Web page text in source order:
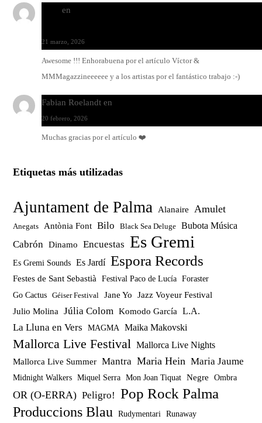
en
21 marzo, 2026
Awesome !!! Enhorabuena por el artículo Víctor &
MMMagazzineeeeee y a los artistas por el fantástico trabajo :-)
Fabian Roelandt en
20 febrero, 2026
Muchas gracias por el artículo ❤️
Etiquetas más utilizadas
Ajuntament de Palma Alanaire Amulet
Anegats Antònia Font Bilo Black Sea Deluge Bubota Música
Cabrón Dinamo Encuestas Es Gremi
Es Gremi Sounds Es Jardí Espora Records
Festes de Sant Sebastià Festival Paco de Lucía Foraster
Go Cactus Géiser Festival Jane Yo
Jazz Voyeur Festival
Julio Molina
Júlia Colom Komodo García L.A.
La Lluna en Vers MAGMA Maika Makovski
Mallorca Live Festival Mallorca Live Nights
Mallorca Live Summer Mantra Maria Hein Maria Jaume
Midnight Walkers Miquel Serra Mon Joan Tiquat Negre Ombra
OR (O-ERRA) Peligro!
Pop Rock Palma
Produccions Blau
Rudymentari Runaway